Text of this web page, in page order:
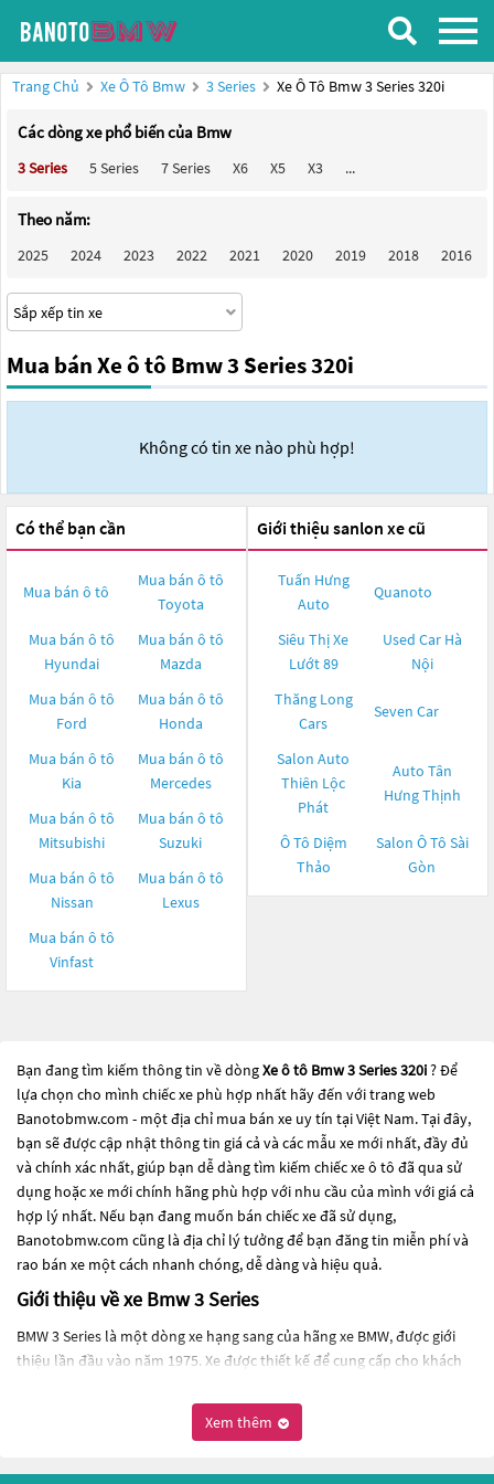
Trang Chủ Xe Ô Tô Bmw 3 Series Xe Ô Tô Bmw 3 Series 320i
Các dòng xe phổ biến của Bmw
3 Series 5 Series 7 Series X6 X5 X3 ...
Theo năm:
2025 2024 2023 2022 2021 2020 2019 2018 2016
Mua bán Xe ô tô Bmw 3 Series 320i
Không có tin xe nào phù hợp!
Có thể bạn cần
Mua bán ô tô
Mua bán ô tô
Toyota
Mua bán ô tô
Hyundai
Mua bán ô tô
Mazda
Mua bán ô tô
Ford
Mua bán ô tô
Honda
Mua bán ô tô
Kia
Mua bán ô tô
Mercedes
Mua bán ô tô
Mitsubishi
Mua bán ô tô
Suzuki
Mua bán ô tô
Nissan
Mua bán ô tô
Lexus
Mua bán ô tô
Vinfast
Giới thiệu sanlon xe cũ
Tuấn Hưng
Auto
Quanoto
Siêu Thị Xe
Lướt 89
Used Car Hà
Nội
Thăng Long
Cars
Seven Car
Salon Auto
Thiên Lộc
Phát
Auto Tân
Hưng Thịnh
Ô Tô Diệm
Thảo
Salon Ô Tô Sài
Gòn
Bạn đang tìm kiếm thông tin về dòngXe ô tô Bmw 3 Series 320i? Để
lựa chọn cho mình chiếc xe phù hợp nhất hãy đến với trang web
Banotobmw.com - một địa chỉ mua bán xe uy tín tại Việt Nam. Tại đây,
bạn sẽ được cập nhật thông tin giá cả và các mẫu xe mới nhất, đầy đủ
và chính xác nhất, giúp bạn dễ dàng tìm kiếm chiếc xe ô tô đã qua sử
dụng hoặc xe mới chính hãng phù hợp với nhu cầu của mình với giá cả
hợp lý nhất. Nếu bạn đang muốn bán chiếc xe đã sử dụng,
Banotobmw.com cũng là địa chỉ lý tưởng để bạn đăng tin miễn phí và
rao bán xe một cách nhanh chóng, dễ dàng và hiệu quả.
Giới thiệu về xe Bmw 3 Series
BMW 3 Series là một dòng xe hạng sang của hãng xe BMW, được giới
thiệu lần đầu vào năm 1975. Xe được thiết kế để cung cấp cho khách
hành linh hoạt và động cơ mạnh mẽ.
Đến nay, BMW 3 Series đã trải qua nhiều thế hệ và được cải tiến liên
Xem thêm